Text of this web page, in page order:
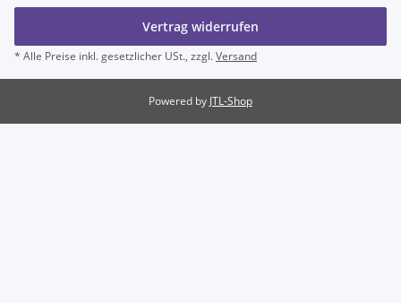
Vertrag widerrufen
* Alle Preise inkl. gesetzlicher USt., zzgl.Versand
Powered by JTL-Shop